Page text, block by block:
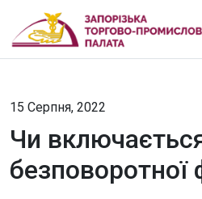
15 Серпня, 2022
Чи
безповоротної